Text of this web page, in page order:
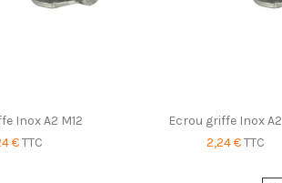
Inox A2 M12
€TTC
Ecrou griffe Inox
2,24 €TTC